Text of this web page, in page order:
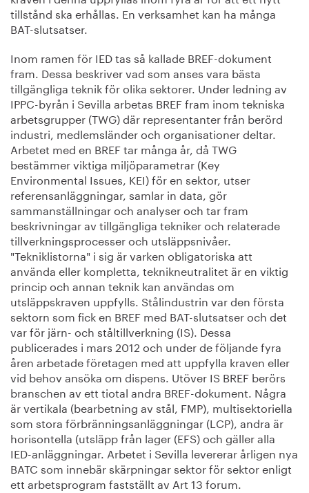
tillstånd ska erhållas. En verksamhet kan ha många
BAT-slutsatser.
Inom ramen för IED tas så kallade BREF-dokument
fram. Dessa beskriver vad som anses vara bästa
tillgängliga teknik för olika sektorer. Under ledning av
IPPC-byrån i Sevilla arbetas BREF fram inom tekniska
arbetsgrupper (TWG) där representanter från berörd
industri, medlemsländer och organisationer deltar.
Arbetet med en BREF tar många år, då TWG
bestämmer viktiga miljöparametrar (Key
Environmental Issues, KEI) för en sektor, utser
referensanläggningar, samlar in data, gör
sammanställningar och analyser och tar fram
beskrivningar av tillgängliga tekniker och relaterade
tillverkningsprocesser och utsläppsnivåer.
"Tekniklistorna" i sig är varken obligatoriska att
använda eller kompletta, teknikneutralitet är en viktig
princip och annan teknik kan användas om
utsläppskraven uppfylls. Stålindustrin var den första
sektorn som fick en BREF med BAT-slutsatser och det
var för järn- och ståltillverkning (IS). Dessa
publicerades i mars 2012 och under de följande fyra
åren arbetade företagen med att uppfylla kraven eller
vid behov ansöka om dispens. Utöver IS BREF berörs
branschen av ett tiotal andra BREF-dokument. Några
är vertikala (bearbetning av stål, FMP), multisektoriella
som stora förbränningsanläggningar (LCP), andra är
horisontella (utsläpp från lager (EFS) och gäller alla
IED-anläggningar. Arbetet i Sevilla levererar årligen nya
BATC som innebär skärpningar sektor för sektor enligt
ett arbetsprogram fastställt av Art 13 forum.